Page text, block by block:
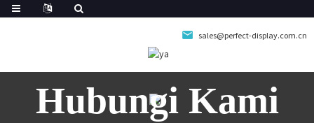
sales@perfect-display.com.cn
Hubungi Kami